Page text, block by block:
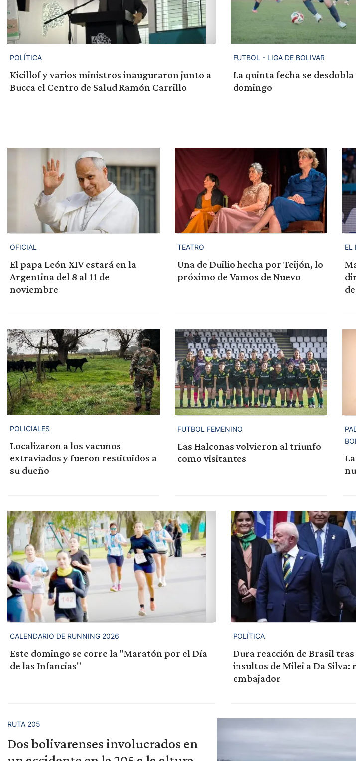
POLÍTICA
Kicillof y varios ministros inauguraron junto a
Bucca el Centro de Salud Ramón Carrillo
FUTBOL - LIGA DE BOLIVAR
La quinta fecha se
domingo
OFICIAL
El papa León XIV estará en la
Argentina del 8 al 11 de
noviembre
TEATRO
Una de Duilio hecha por Teijón, lo
próximo de Vamos de Nuevo
EL
POLICIALES
Localizaron a los vacunos
extraviados y fueron restituidos a
su dueño
FUTBOL FEMENINO
Las Halconas volvieron al triunfo
como visitantes
CALENDARIO DE RUNNING 2026
Este domingo se corre la "Maratón por el Día
de las Infancias"
POLÍTICA
Dura reacción de Brasil tras
insultos de Milei a Da Silva:
embajador
RUTA 205
Dos bolivarenses involucrados en